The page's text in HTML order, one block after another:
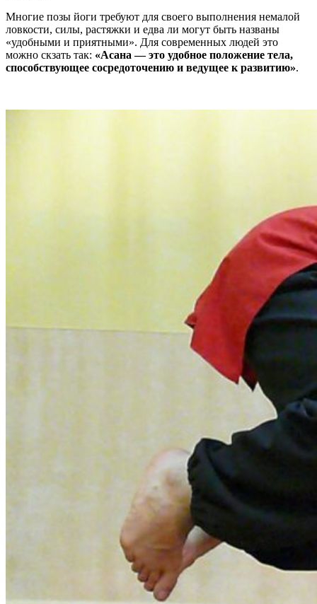
Многие позы йоги требуют для своего выполнения немалой
ловкости, силы, растяжки и едва ли могут быть названы
«удобными и приятными». Для современных людей это
можно скзать так: «Асана — это удобное положение тела,
способствующее сосредоточению и ведущее к развитию».